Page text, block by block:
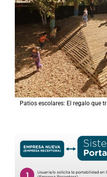
Patios escolares: El regalo que